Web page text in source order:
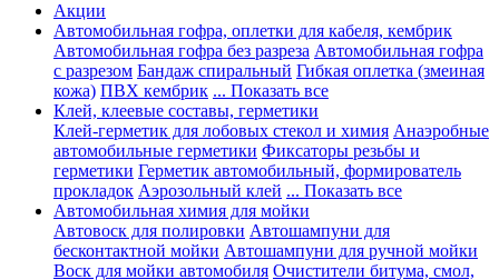
Акции
Автомобильная гофра, оплетки для кабеля, кембрик
Автомобильная гофра без разреза Автомобильная гофра
с разрезом Бандаж спиральный Гибкая оплетка (змеиная
кожа) ПВХ кембрик ... Показать все
Клей, клеевые составы, герметики
Клей-герметик для лобовых стекол и химия Анаэробные
автомобильные герметики Фиксаторы резьбы и
герметики Герметик автомобильный, формирователь
прокладок Аэрозольный клей ... Показать все
Автомобильная химия для мойки
Автовоск для полировки Автошампуни для
бесконтактной мойки Автошампуни для ручной мойки
Воск для мойки автомобиля Очистители битума, смол,